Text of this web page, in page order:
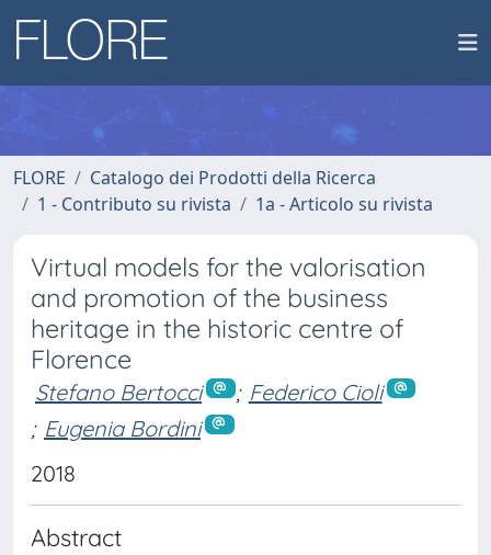
FLORE
Catalogo dei Prodotti della Ricerca
1 - Contributo su rivista
1a - Articolo su rivista
Virtual models for the valorisation
and promotion of the business
heritage in the historic centre of
Florence
Stefano Bertocci ; Federico Cioli
; Eugenia Bordini
2018
Abstract